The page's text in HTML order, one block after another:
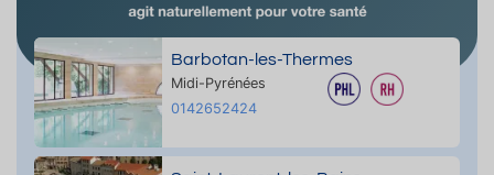
Barbotan-les-Thermes
Midi-Pyrénées
0142652424